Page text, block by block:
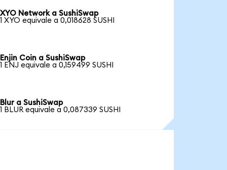
XYO Network a SushiSwap
1 XYO equivale a 0,018628 SUSHI
Enjin Coin a SushiSwap
1 ENJ equivale a 0,159499 SUSHI
Blur a SushiSwap
1 BLUR equivale a 0,087339 SUSHI